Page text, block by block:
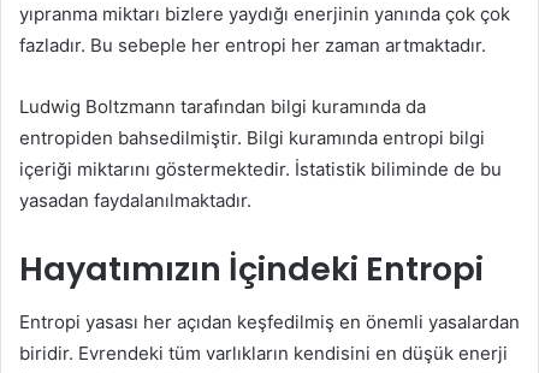
yıpranma miktarı bizlere yaydığı enerjinin yanında çok çok
fazladır. Bu sebeple her entropi her zaman artmaktadır.
Ludwig Boltzmann tarafından bilgi kuramında da
entropiden bahsedilmiştir. Bilgi kuramında entropi bilgi
içeriği miktarını göstermektedir. İstatistik biliminde de bu
yasadan faydalanılmaktadır.
Hayatımızın İçindeki Entropi
Entropi yasası her açıdan keşfedilmiş en önemli yasalardan
biridir. Evrendeki tüm varlıkların kendisini en düşük enerji